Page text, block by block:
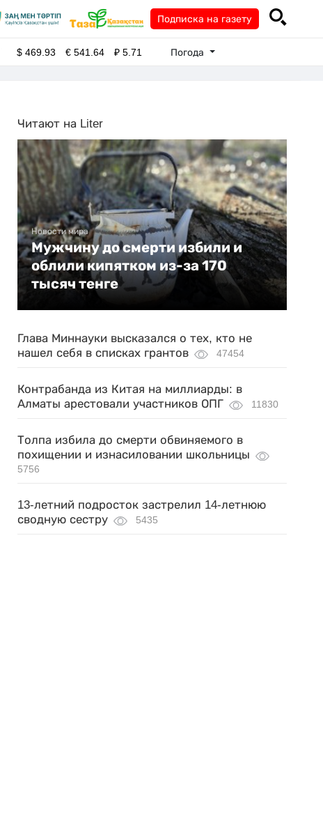
Подписка на газету
$469.93 €541.64 ₽5.71 Погода
Читают на Liter
Новости мира
Мужчину до смерти избили и
облили кипятком из-за 170
тысяч тенге
Глава Миннауки высказался о тех, кто не
нашел себя в списках грантов
47454
Контрабанда из Китая на миллиарды: в
Алматы арестовали участников ОПГ
11830
Толпа избила до смерти обвиняемого в
похищении и изнасиловании школьницы
5756
13-летний подросток застрелил 14-летнюю
сводную сестру
5435